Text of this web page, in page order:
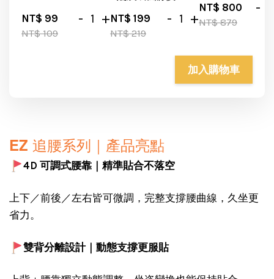
NT$ 99
NT$ 109
- +NT$ 199
NT$ 219
- +
NT$ 800
NT$ 879
-
加入購物車
EZ 追腰系列｜產品亮點
4D 可調式腰靠｜精準貼合不落空
上下／前後／左右皆可微調，完整支撐腰曲線，久坐更
省力。
雙背分離設計｜動態支撐更服貼